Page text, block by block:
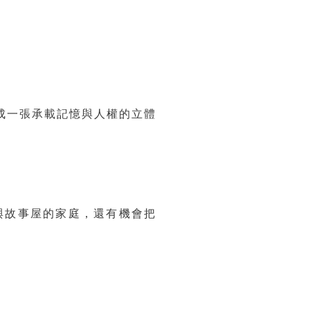
張承載記憶與人權的立體
事屋的家庭，還有機會把